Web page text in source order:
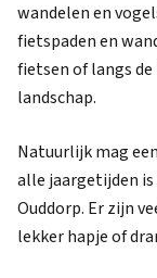
wandelen en
fietspaden en
fietsen of langs
landschap.
Natuurlijk mag
alle jaargetijden
Ouddorp. Er zijn
lekker hapje of